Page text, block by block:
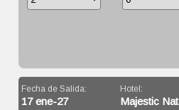
Fecha de Salida:
17 ene-27
Hotel:
Majestic